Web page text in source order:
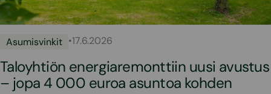
Asumisvinkit •17.6.2026
Taloyhtiön energiaremonttiin uusi avustus
– jopa 4 000 euroa asuntoa kohden